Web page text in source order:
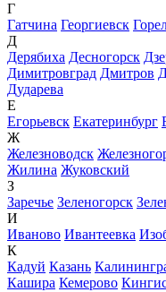
Г
Гатчина Георгиевск
Д
Дерябиха Десногорск
Димитровград Дмитров
Дударева
Е
Егорьевск Екатеринбург
Ж
Железноводск
Жилина Жуковский
З
Заречье Зеленогорск
И
Иваново Ивантеевка
К
Кадуй Казань
Кашира Кемерово